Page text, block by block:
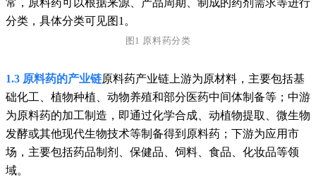
常，原料药可以根据来源、产品周期、制成的药剂需求等进行
分类，具体分类可见图1。
图1 原料药分类
1.3 原料药的产业链原料药产业链上游为原材料，主要包括基
础化工、植物种植、动物养殖和部分医药中间体制备等；中游
为原料药的加工制造，即通过化学合成、动植物提取、微生物
发酵或其他现代生物技术等制备得到原料药；下游为应用市
场，主要包括药品制剂、保健品、饲料、食品、化妆品等领
域。